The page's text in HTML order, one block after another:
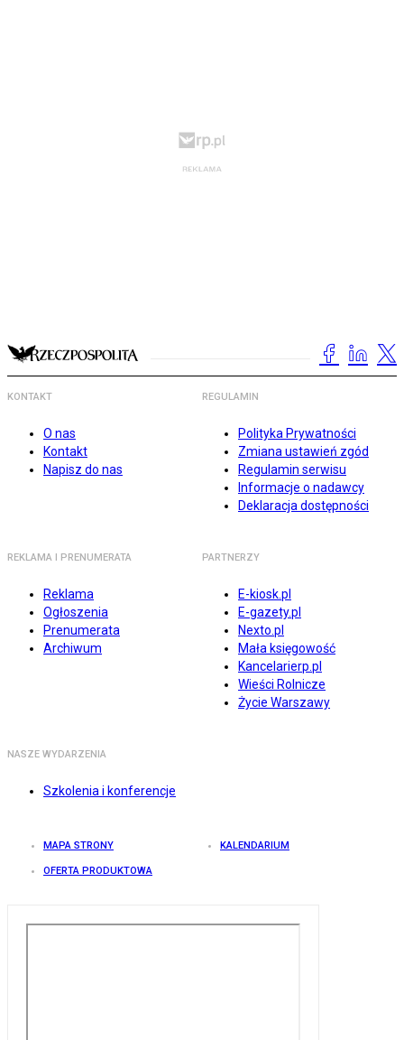
KONTAKT
O nas
Kontakt
Napisz do nas
REGULAMIN
Polityka Prywatności
Zmiana ustawień zgód
Regulamin serwisu
Informacje o nadawcy
Deklaracja dostępności
REKLAMA I PRENUMERATA
Reklama
Ogłoszenia
Prenumerata
Archiwum
PARTNERZY
E-kiosk.pl
E-gazety.pl
Nexto.pl
Mała księgowość
Kancelarierp.pl
Wieści Rolnicze
Życie Warszawy
NASZE WYDARZENIA
Szkolenia i konferencje
MAPA STRONY KALENDARIUM
OFERTA PRODUKTOWA